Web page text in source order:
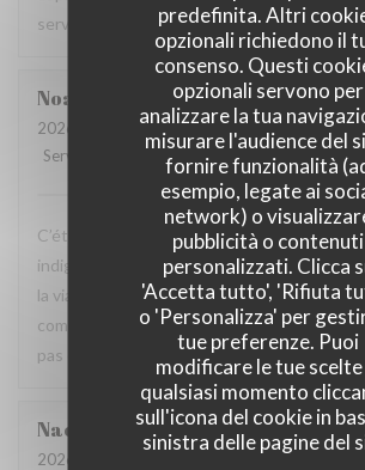
predefinita. Altri
opzionali richiedono il
consenso. Questi
opzionali servono per
analizzare la tua
misurare l'audience del
fornire funzionalità
esempio, legate ai
network) o
pubblicità o contenuti
personalizzati. Clicca
'Accetta tutto', 'Rifiuta
o 'Personalizza' per
tue preferenze. Puoi
modificare le tue scelte
qualsiasi momento
sull'icona del cookie in
sinistra delle pagine del
service très agréable.
Noah
2026-07-07
- 19:30 - Ospiti 6
Servizio
Atmosfera /5 Cucina 1/5
C’était bon, mais suite à la soirée j’ai fait une
indigestion qui a nécessité un lavement.
la viande et au pain qui avaient un goût
comme si elle avait pris un coup de chaud.
pas ce restaurant, mais je pense qu’il peut
Naomi
2026-07-03